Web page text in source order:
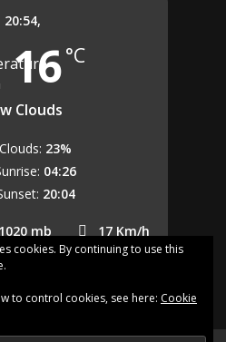
20:54,
16°C
Clouds
1020 mb 17 Km/h
Clouds: 23%
04:26
20:04
cookies. By continuing to use this
to control cookies, see here: Cookie